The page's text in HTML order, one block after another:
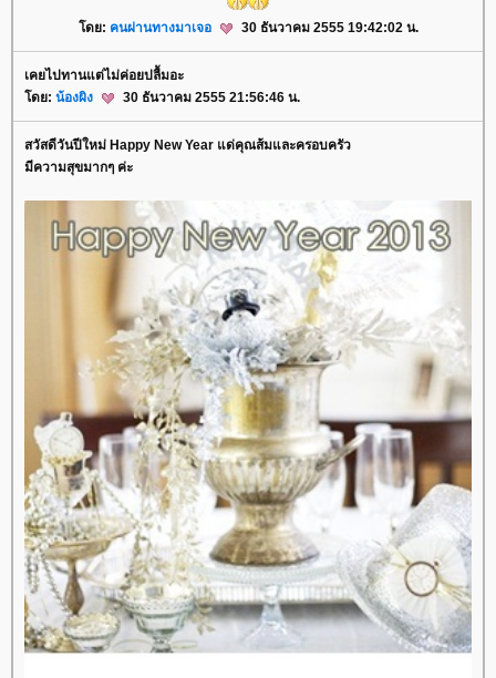
ดย: คนผ่านทางมาเจอ 30 ธันวาคม 2555 19:42:02 น.
เคยไปทานแต่ไม่ค่อยปลื้มอะ
ดย: น้องผิง 30 ธันวาคม 2555 21:56:46 น.
สวัสดีวันปีใหม่ Happy New Year แด่คุณส้มและครอบครัว
มีความสุขมากๆ ค่ะ